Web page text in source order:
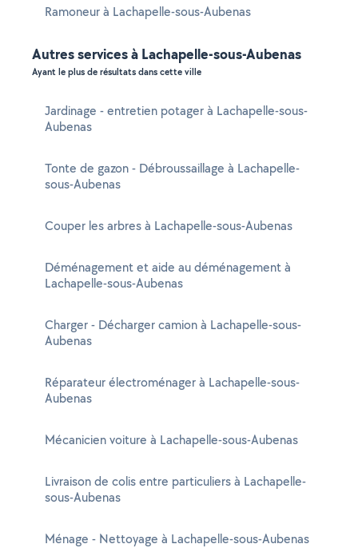
Ramoneur à Lachapelle-sous-Aubenas
Autres services à Lachapelle-sous-Aubenas
Ayant le plus de résultats dans cette ville
Jardinage - entretien potager à Lachapelle-sous-
Aubenas
Tonte de gazon - Débroussaillage à Lachapelle-
sous-Aubenas
Couper les arbres à Lachapelle-sous-Aubenas
Déménagement et aide au déménagement à
Lachapelle-sous-Aubenas
Charger - Décharger camion à Lachapelle-sous-
Aubenas
Réparateur électroménager à Lachapelle-sous-
Aubenas
Mécanicien voiture à Lachapelle-sous-Aubenas
Livraison de colis entre particuliers à Lachapelle-
sous-Aubenas
Ménage - Nettoyage à Lachapelle-sous-Aubenas